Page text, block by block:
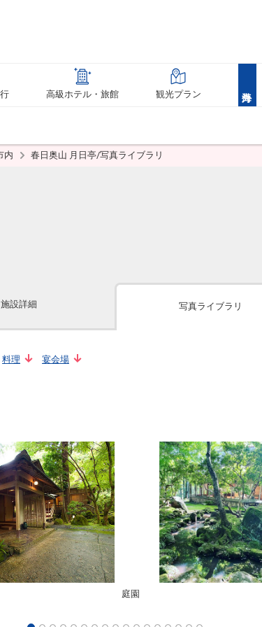
高級ホテル・旅館 観光プラン
内 春日奥山 月日亭/写真ライブラリ
施設詳細 写真ライブラリ
料理 宴会場
庭園